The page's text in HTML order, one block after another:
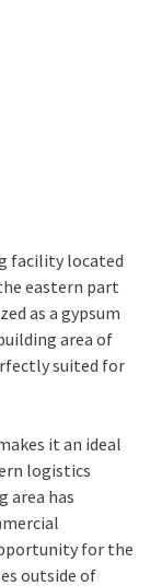
facility located
eastern part
as a gypsum
area of
suited for
it an ideal
logistics
area has
for the
outside of